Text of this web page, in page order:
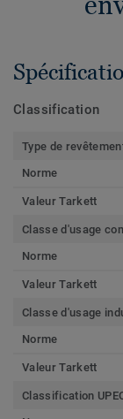
Classification
Type de
Norme
Valeur Tarkett
Classe d'usage
Norme
Valeur Tarkett
Classe d'usage
Norme
Valeur Tarkett
Classification